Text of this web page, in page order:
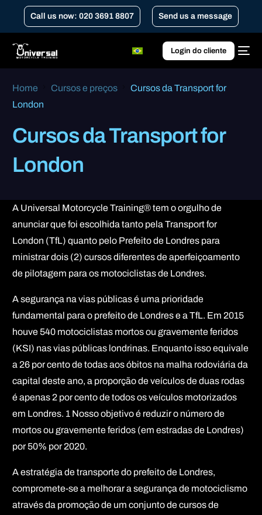
Call us now: 020 3691 8807 Send us a message
Login do cliente
Home Cursos e preços
Cursos da Transport for
London
Cursos da Transport for
London
A Universal Motorcycle Training® tem o orgulho de
anunciar que foi escolhida tanto pela Transport for
London (TfL) quanto pelo Prefeito de Londres para
ministrar dois (2) cursos diferentes de aperfeiçoamento
de pilotagem para os motociclistas de Londres.
A segurança na vias públicas é uma prioridade
fundamental para o prefeito de Londres e a TfL. Em 2015
houve 540 motociclistas mortos ou gravemente feridos
(KSI) nas vias públicas londrinas. Enquanto isso equivale
a 26 por cento de todas aos óbitos na malha rodoviária da
capital deste ano, a proporção de veículos de duas rodas
é apenas 2 por cento de todos os veículos motorizados
em Londres. 1 Nosso objetivo é reduzir o número de
mortos ou gravemente feridos (em estradas de Londres)
por 50% por 2020.
A estratégia de transporte do prefeito de Londres,
compromete-se a melhorar a segurança de motociclismo
através da promoção de um conjunto de cursos de